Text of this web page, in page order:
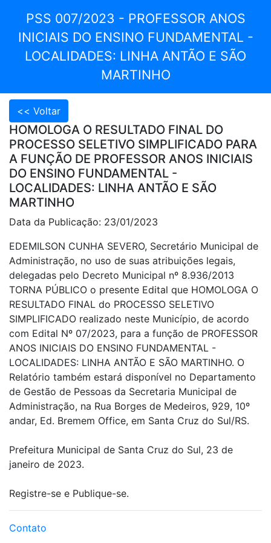
PSS 007/2023 - PROFESSOR ANOS
INICIAIS DO ENSINO FUNDAMENTAL -
LOCALIDADES: LINHA ANTÃO E SÃO
MARTINHO
HOMOLOGA O RESULTADO FINAL DO
PROCESSO SELETIVO SIMPLIFICADO PARA
A FUNÇÃO DE PROFESSOR ANOS INICIAIS
DO ENSINO FUNDAMENTAL -
LOCALIDADES: LINHA ANTÃO E SÃO
MARTINHO
Data da Publicação: 23/01/2023
EDEMILSON CUNHA SEVERO, Secretário Municipal de
Administração, no uso de suas atribuições legais,
delegadas pelo Decreto Municipal nº 8.936/2013
TORNA PÚBLICO o presente Edital que HOMOLOGA O
RESULTADO FINAL do PROCESSO SELETIVO
SIMPLIFICADO realizado neste Município, de acordo
com Edital Nº 07/2023, para a função de PROFESSOR
ANOS INICIAIS DO ENSINO FUNDAMENTAL -
LOCALIDADES: LINHA ANTÃO E SÃO MARTINHO. O
Relatório também estará disponível no Departamento
de Gestão de Pessoas da Secretaria Municipal de
Administração, na Rua Borges de Medeiros, 929, 10º
andar, Ed. Bremem Office, em Santa Cruz do Sul/RS.
Prefeitura Municipal de Santa Cruz do Sul, 23 de
janeiro de 2023.
Registre-se e Publique-se.
Contato